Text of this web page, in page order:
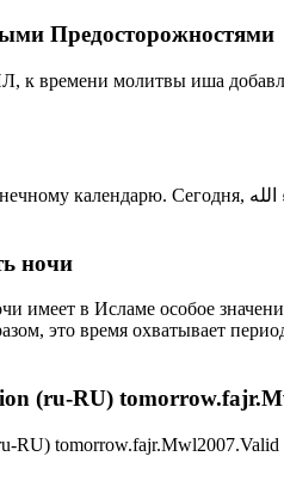
Предосторожностями
к времени молитвы иша
ночи
имеет в Исламе особое
это время охватывает
(ru-RU)
RU) tomorrow.fajr.Mwl2007.Valid